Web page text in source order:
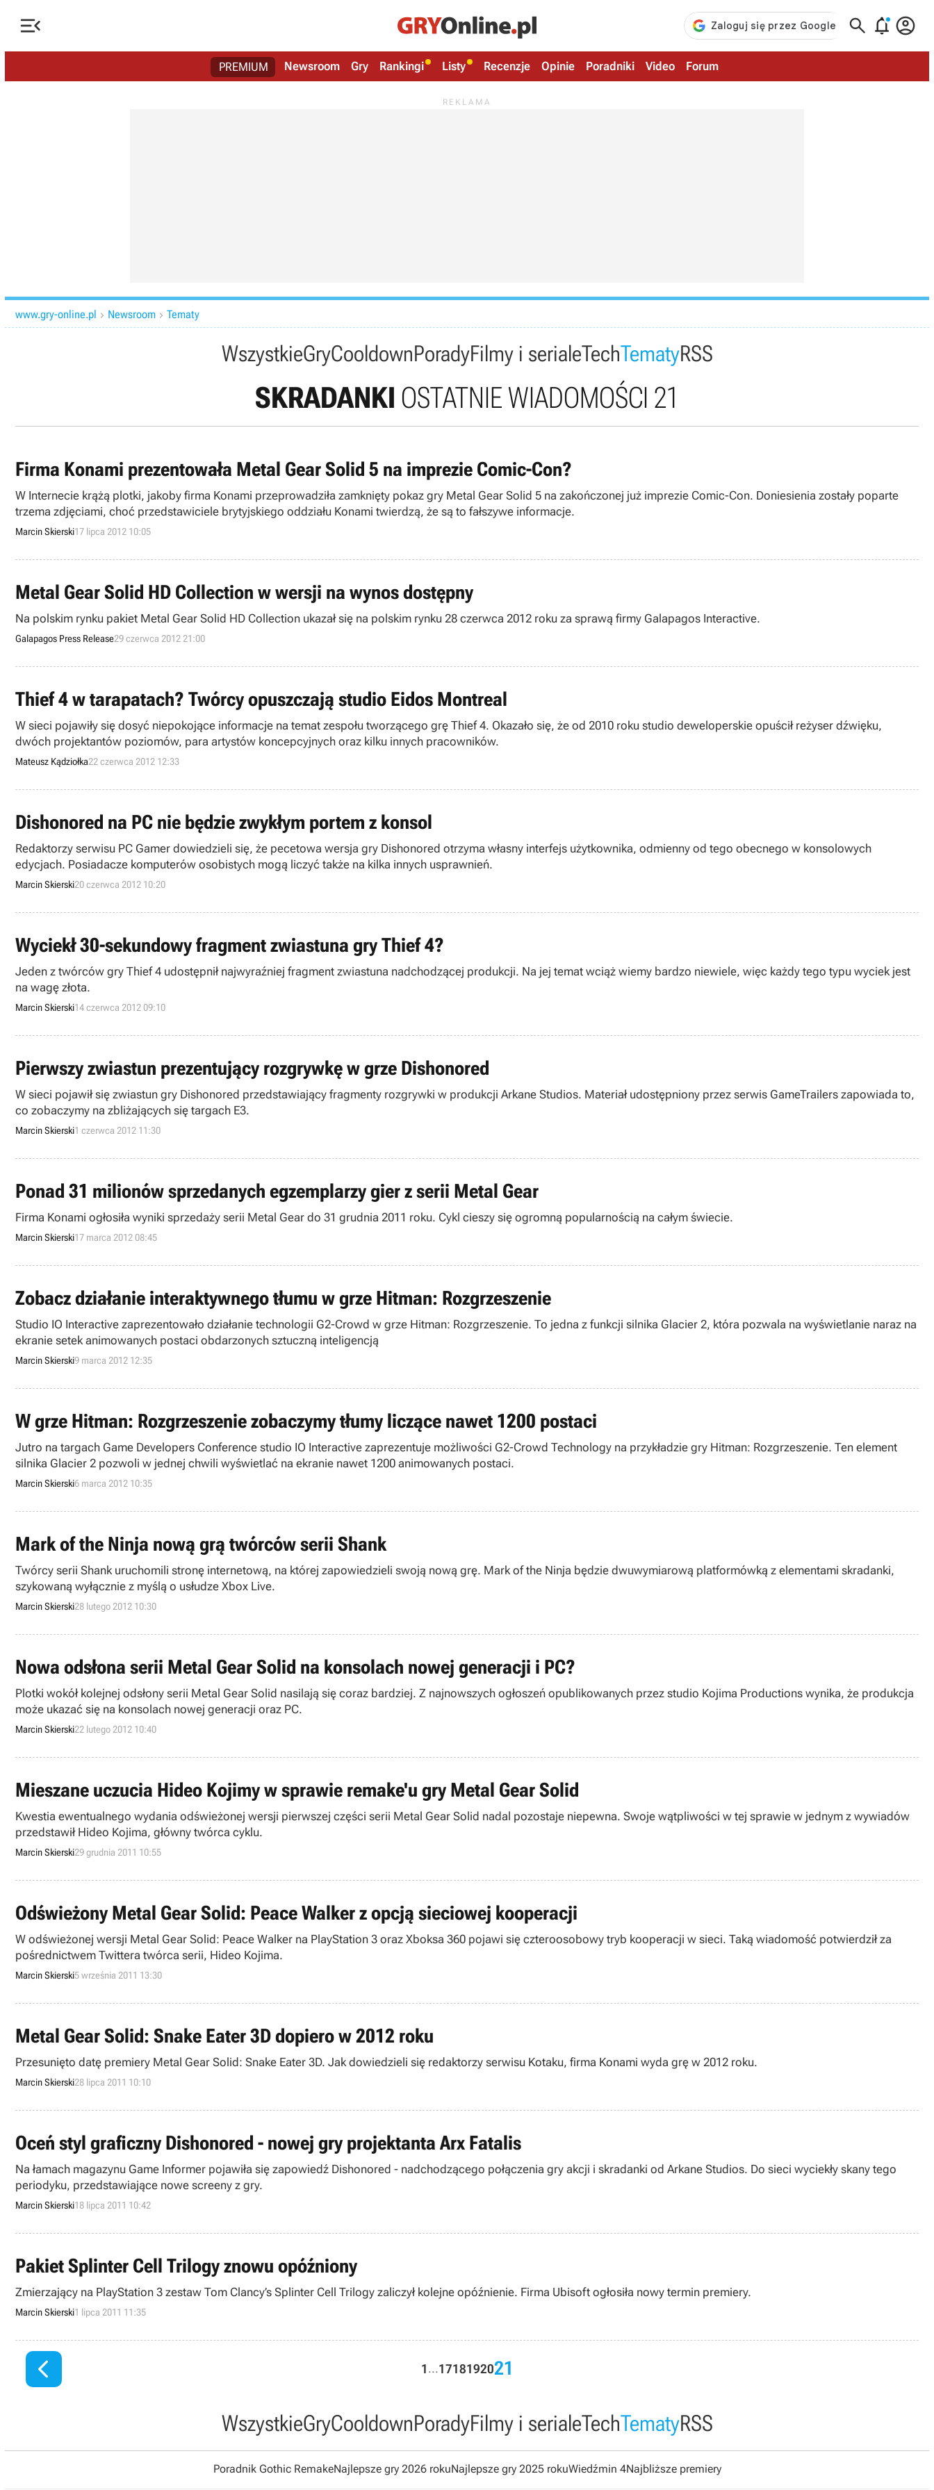
   
PREMIUM Newsroom Gry Rankingi Listy Recenzje Opinie Poradniki Video Forum
www.gry-online.pl  Newsroom  Tematy
WszystkieGryCooldownPoradyFilmy i serialeTechTematyRSS
SKRADANKI OSTATNIE WIADOMOŚCI 21
Firma Konami prezentowała Metal Gear Solid 5 na imprezie Comic-Con?
W Internecie krążą plotki, jakoby firma Konami przeprowadziła zamknięty pokaz gry Metal Gear Solid 5 na zakończonej już imprezie Comic-Con. Doniesienia zostały poparte
trzema zdjęciami, choć przedstawiciele brytyjskiego oddziału Konami twierdzą, że są to fałszywe informacje.
Marcin Skierski17 lipca 2012 10:05
Metal Gear Solid HD Collection w wersji na wynos dostępny
Na polskim rynku pakiet Metal Gear Solid HD Collection ukazał się na polskim rynku 28 czerwca 2012 roku za sprawą firmy Galapagos Interactive.
Galapagos Press Release29 czerwca 2012 21:00
Thief 4 w tarapatach? Twórcy opuszczają studio Eidos Montreal
W sieci pojawiły się dosyć niepokojące informacje na temat zespołu tworzącego grę Thief 4. Okazało się, że od 2010 roku studio deweloperskie opuścił reżyser dźwięku,
dwóch projektantów poziomów, para artystów koncepcyjnych oraz kilku innych pracowników.
Mateusz Kądziołka22 czerwca 2012 12:33
Dishonored na PC nie będzie zwykłym portem z konsol
Redaktorzy serwisu PC Gamer dowiedzieli się, że pecetowa wersja gry Dishonored otrzyma własny interfejs użytkownika, odmienny od tego obecnego w konsolowych
edycjach. Posiadacze komputerów osobistych mogą liczyć także na kilka innych usprawnień.
Marcin Skierski20 czerwca 2012 10:20
Wyciekł 30-sekundowy fragment zwiastuna gry Thief 4?
Jeden z twórców gry Thief 4 udostępnił najwyraźniej fragment zwiastuna nadchodzącej produkcji. Na jej temat wciąż wiemy bardzo niewiele, więc każdy tego typu wyciek jest
na wagę złota.
Marcin Skierski14 czerwca 2012 09:10
Pierwszy zwiastun prezentujący rozgrywkę w grze Dishonored
W sieci pojawił się zwiastun gry Dishonored przedstawiający fragmenty rozgrywki w produkcji Arkane Studios. Materiał udostępniony przez serwis GameTrailers zapowiada to,
co zobaczymy na zbliżających się targach E3.
Marcin Skierski1 czerwca 2012 11:30
Ponad 31 milionów sprzedanych egzemplarzy gier z serii Metal Gear
Firma Konami ogłosiła wyniki sprzedaży serii Metal Gear do 31 grudnia 2011 roku. Cykl cieszy się ogromną popularnością na całym świecie.
Marcin Skierski17 marca 2012 08:45
Zobacz działanie interaktywnego tłumu w grze Hitman: Rozgrzeszenie
Studio IO Interactive zaprezentowało działanie technologii G2-Crowd w grze Hitman: Rozgrzeszenie. To jedna z funkcji silnika Glacier 2, która pozwala na wyświetlanie naraz na
ekranie setek animowanych postaci obdarzonych sztuczną inteligencją
Marcin Skierski9 marca 2012 12:35
W grze Hitman: Rozgrzeszenie zobaczymy tłumy liczące nawet 1200 postaci
Jutro na targach Game Developers Conference studio IO Interactive zaprezentuje możliwości G2-Crowd Technology na przykładzie gry Hitman: Rozgrzeszenie. Ten element
silnika Glacier 2 pozwoli w jednej chwili wyświetlać na ekranie nawet 1200 animowanych postaci.
Marcin Skierski6 marca 2012 10:35
Mark of the Ninja nową grą twórców serii Shank
Twórcy serii Shank uruchomili stronę internetową, na której zapowiedzieli swoją nową grę. Mark of the Ninja będzie dwuwymiarową platformówką z elementami skradanki,
szykowaną wyłącznie z myślą o usłudze Xbox Live.
Marcin Skierski28 lutego 2012 10:30
Nowa odsłona serii Metal Gear Solid na konsolach nowej generacji i PC?
Plotki wokół kolejnej odsłony serii Metal Gear Solid nasilają się coraz bardziej. Z najnowszych ogłoszeń opublikowanych przez studio Kojima Productions wynika, że produkcja
może ukazać się na konsolach nowej generacji oraz PC.
Marcin Skierski22 lutego 2012 10:40
Mieszane uczucia Hideo Kojimy w sprawie remake'u gry Metal Gear Solid
Kwestia ewentualnego wydania odświeżonej wersji pierwszej części serii Metal Gear Solid nadal pozostaje niepewna. Swoje wątpliwości w tej sprawie w jednym z wywiadów
przedstawił Hideo Kojima, główny twórca cyklu.
Marcin Skierski29 grudnia 2011 10:55
Odświeżony Metal Gear Solid: Peace Walker z opcją sieciowej kooperacji
W odświeżonej wersji Metal Gear Solid: Peace Walker na PlayStation 3 oraz Xboksa 360 pojawi się czteroosobowy tryb kooperacji w sieci. Taką wiadomość potwierdził za
pośrednictwem Twittera twórca serii, Hideo Kojima.
Marcin Skierski5 września 2011 13:30
Metal Gear Solid: Snake Eater 3D dopiero w 2012 roku
Przesunięto datę premiery Metal Gear Solid: Snake Eater 3D. Jak dowiedzieli się redaktorzy serwisu Kotaku, firma Konami wyda grę w 2012 roku.
Marcin Skierski28 lipca 2011 10:10
Oceń styl graficzny Dishonored - nowej gry projektanta Arx Fatalis
Na łamach magazynu Game Informer pojawiła się zapowiedź Dishonored - nadchodzącego połączenia gry akcji i skradanki od Arkane Studios. Do sieci wyciekły skany tego
periodyku, przedstawiające nowe screeny z gry.
Marcin Skierski18 lipca 2011 10:42
Pakiet Splinter Cell Trilogy znowu opóźniony
Zmierzający na PlayStation 3 zestaw Tom Clancy’s Splinter Cell Trilogy zaliczył kolejne opóźnienie. Firma Ubisoft ogłosiła nowy termin premiery.
Marcin Skierski1 lipca 2011 11:35
 1 ...1718192021
WszystkieGryCooldownPoradyFilmy i serialeTechTematyRSS
Poradnik Gothic RemakeNajlepsze gry 2026 rokuNajlepsze gry 2025 rokuWiedźmin 4Najbliższe premiery